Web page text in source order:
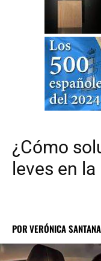
¿Cómo
leves en la
PORVERÓNICA SANTANA